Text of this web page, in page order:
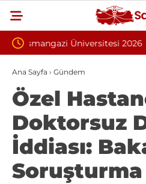
İnönü Üniversitesi 131
Alımı İlanı
Ana Sayfa › Gündem
Özel
Doktorsuz
İddiası:
Soruşturma